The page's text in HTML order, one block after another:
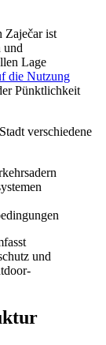
Zaječar ist
und
Lage
die Nutzung
Pünktlichkeit
verschiedene
und